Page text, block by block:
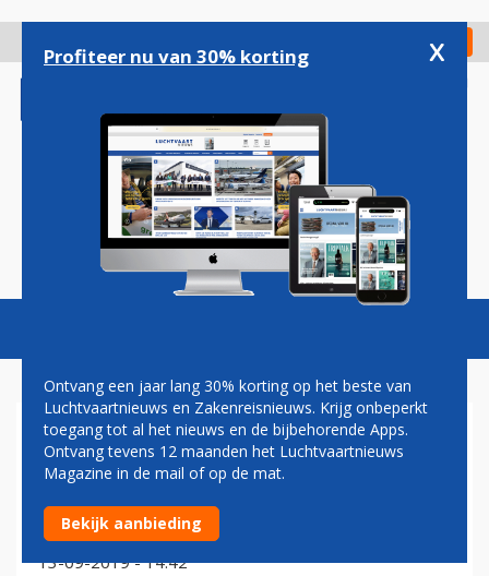
gaan
Check in
Magazine Podcasts Vacatures
NS
KLM snel van vijf naar vier vluchten per dag richting
Brussel
13-09-2019 - 14:42
Profiteer nu van 30% korting x
Ontvang een jaar lang 30% korting op het beste van
Luchtvaartnieuws en Zakenreisnieuws. Krijg onbeperkt
toegang tot al het nieuws en de bijbehorende Apps.
Ontvang tevens 12 maanden het Luchtvaartnieuws
Magazine in de mail of op de mat.
Bekijk aanbieding